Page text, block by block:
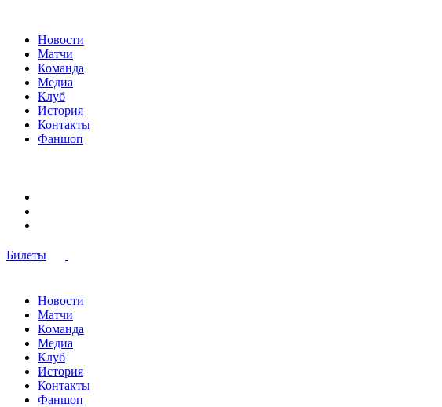
Новости
Матчи
Команда
Медиа
Клуб
История
Контакты
Фаншоп
Билеты
Новости
Матчи
Команда
Медиа
Клуб
История
Контакты
Фаншоп